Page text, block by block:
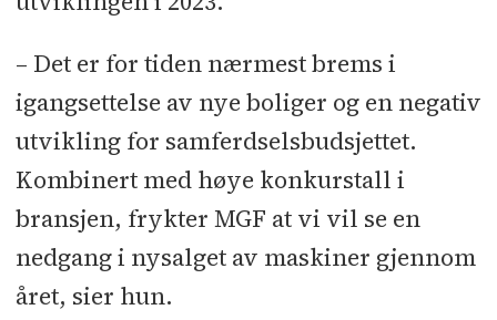
– Det er for tiden nærmest brems i
igangsettelse av nye boliger og en negativ
utvikling for samferdselsbudsjettet.
Kombinert med høye konkurstall i
bransjen, frykter MGF at vi vil se en
nedgang i nysalget av maskiner gjennom
året, sier hun.